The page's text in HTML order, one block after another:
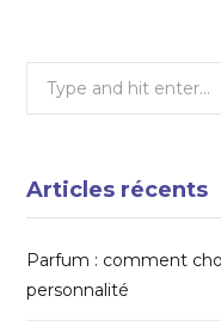
Search
Articles récents
Parfum : comment
personnalité